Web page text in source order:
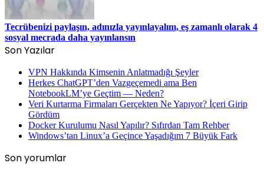
Tecrübenizi paylaşın, adınızla yayınlayalım, eş zamanlı olarak 4
sosyal mecrada daha yayınlansın
Son Yazılar
VPN Hakkında Kimsenin Anlatmadığı Şeyler
Herkes ChatGPT’den Vazgeçemedi ama Ben
NotebookLM’ye Geçtim — Neden?
Veri Kurtarma Firmaları Gerçekten Ne Yapıyor? İçeri Girip
Gördüm
Docker Kurulumu Nasıl Yapılır? Sıfırdan Tam Rehber
Windows’tan Linux’a Geçince Yaşadığım 7 Büyük Fark
Son yorumlar